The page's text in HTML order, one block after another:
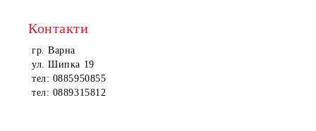
Контакти
гр. Варна
ул. Шипка 19
тел: 0885950855
тел: 0889315812